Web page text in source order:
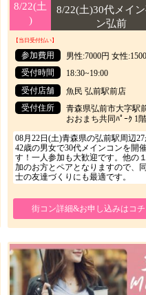
8/22(土
)
8/22(土
)
8/22(土)30代メイン
ン弘前
【当日受付払い】
参加費用
男性:7000円 女性
受付時間
18:30~19:00
受付店舗
魚民 弘前駅前店
受付住所
青森県弘前市大字駅
おおまち共同ﾊﾟｰｸ 1階
08月22日(土)青森県の弘前駅周辺27
42歳の男女で30代メインコンを開
す！一人参加も大歓迎です。他の
加のお方とペアとなりますので、
士の友達づくりにも最適です。
街コン詳細&お申し込みはコチ